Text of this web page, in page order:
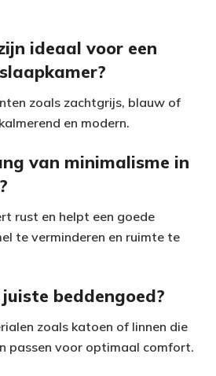
ideaal voor een
zoals zachtgrijs, blauw of
en modern.
van minimalisme in
rust en helpt een goede
te verminderen en ruimte te
beddengoed?
zoals katoen of linnen die
passen voor optimaal comfort.